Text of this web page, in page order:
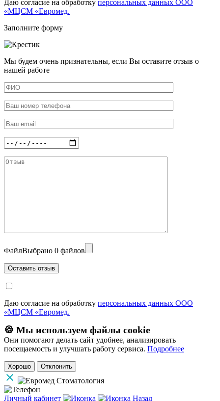
Даю согласие на обработку персональных данных ООО
«МЦСМ «Евромед.
Заполните форму
Мы будем очень признательны, если Вы оставите отзыв о
нашей работе
ФайлВыбрано 0 файлов
Даю согласие на обработку персональных данных ООО
«МЦСМ «Евромед.
🍪 Мы используем файлы cookie
Они помогают делать сайт удобнее, анализировать
посещаемость и улучшать работу сервиса. Подробнее
Хорошо Отклонить
Личный кабинет
Назад